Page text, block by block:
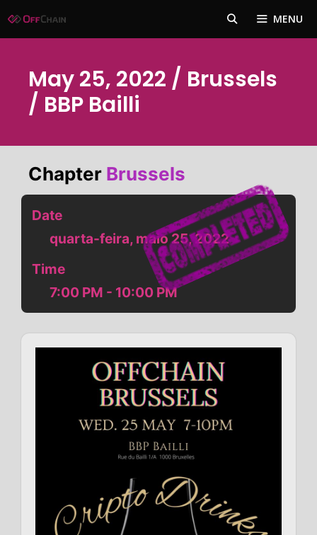
para
MENU
May 25, 2022 / Brussels
/ BBP Bailli
Chapter Brussels
Date
quarta-feira, maio 25, 2022
Time
7:00 PM - 10:00 PM